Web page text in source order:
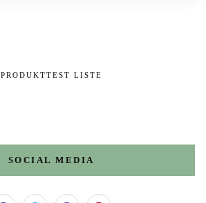
PRODUKTTEST LISTE
SOCIAL MEDIA